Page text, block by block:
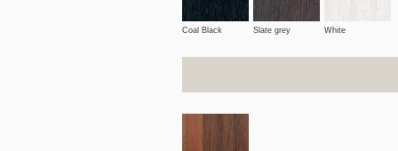
Coal Black Slate grey White